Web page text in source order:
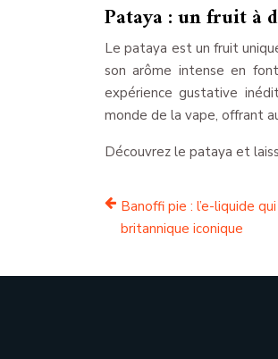
Pataya : un fruit à
Le pataya est un fruit
son arôme intense en
expérience gustative
monde de la vape, offrant
Découvrez le pataya et
Banoffi pie : l’e-liquide
britannique iconique